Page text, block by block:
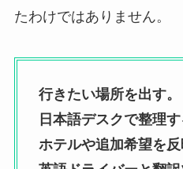
たわけではありません。
行きたい場所を出す。
日本語デスクで整理す
ホテルや追加希望を反